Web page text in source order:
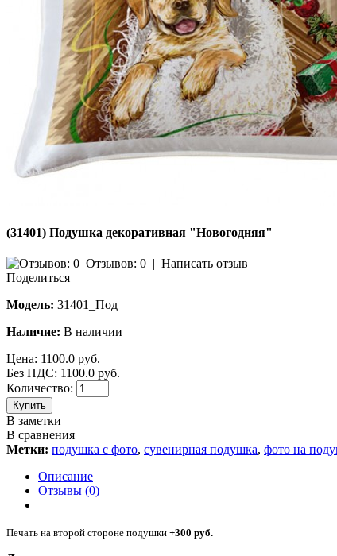
(31401) Подушка декоративная "Новогодняя"
Отзывов: 0 | Написать отзыв
Поделиться
Модель: 31401_Под
Наличие: В наличии
Цена: 1100.0 руб.
Без НДС: 1100.0 руб.
Количество:
Купить
В заметки
В сравнения
Метки: подушка с фото, сувенирная подушка, фото на
Описание
Отзывы (0)
Печать на второй стороне подушки +300 руб.